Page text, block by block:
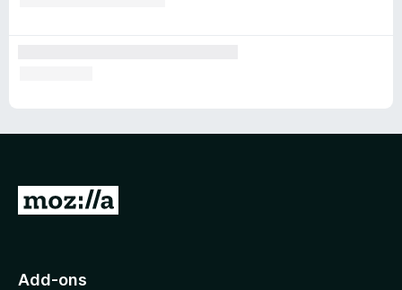
Z
M
Add-ons